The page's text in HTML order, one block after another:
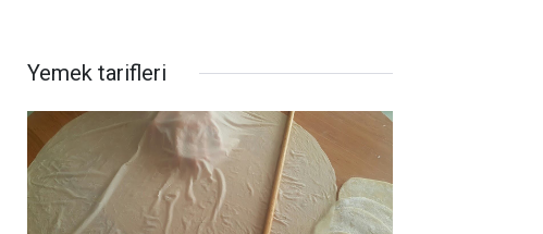
Yemek tarifleri